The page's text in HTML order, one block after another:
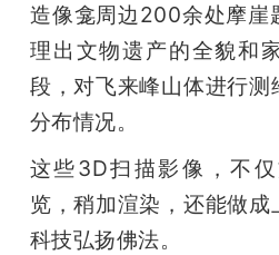
造像龛周边200余处摩崖
理出文物遗产的全貌和
段，对飞来峰山体进行
分布情况。
这些3D扫描影像，不
览，稍加渲染，还能做
科技弘扬佛法。